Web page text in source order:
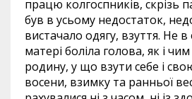
працю колгоспників, скрізь
був в усьому недостаток,
вистачало одягу, взуття. Не
матері боліла голова, як і
родину, у що взути себе і
восени, взимку та ранньої